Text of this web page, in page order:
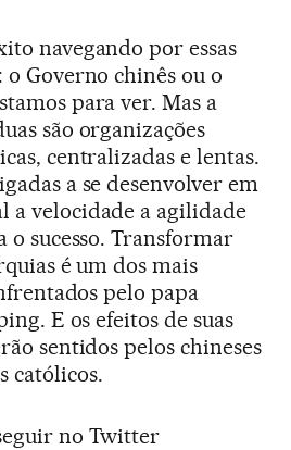
navegando por essas
Governo chinês ou o
para ver. Mas a
são organizações
centralizadas e lentas.
a se desenvolver em
a velocidade a agilidade
o sucesso. Transformar
é um dos mais
pelo papa
E os efeitos de suas
sentidos pelos chineses
católicos.
no Twitter